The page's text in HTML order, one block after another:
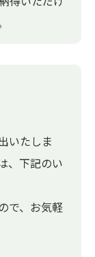
いたしま
、下記のい
で、お気軽